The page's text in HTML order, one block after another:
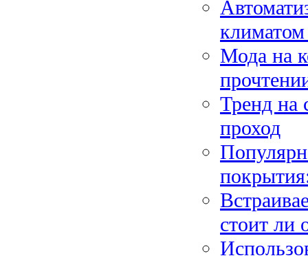
Мода на
Тренд на
проход
стоит ли